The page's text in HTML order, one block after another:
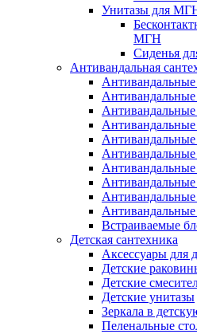
Унитазы для
МГН
Сиденья
Антивандальная
Антивандальные
Антивандальные
Встраиваемые
Детская сантехника
Аксессуары для
Детские
Детские
Детские унитазы
Зеркала в
Пеленальные